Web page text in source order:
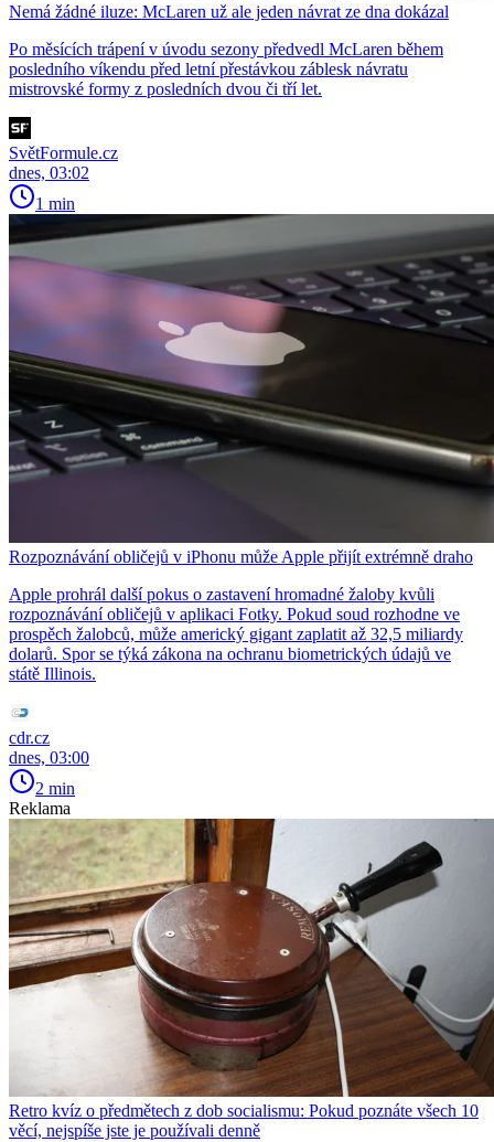
Nemá žádné iluze: McLaren už ale jeden návrat ze dna dokázal
Po měsících trápení v úvodu sezony předvedl McLaren během
posledního víkendu před letní přestávkou záblesk návratu
mistrovské formy z posledních dvou či tří let.
SvětFormule.cz
dnes, 03:02
1 min
Rozpoznávání obličejů v iPhonu může Apple přijít extrémně draho
Apple prohrál další pokus o zastavení hromadné žaloby kvůli
rozpoznávání obličejů v aplikaci Fotky. Pokud soud rozhodne ve
prospěch žalobců, může americký gigant zaplatit až 32,5 miliardy
dolarů. Spor se týká zákona na ochranu biometrických údajů ve
státě Illinois.
cdr.cz
dnes, 03:00
2 min
Reklama
Retro kvíz o předmětech z dob socialismu: Pokud poznáte všech 10
věcí, nejspíše jste je používali denně